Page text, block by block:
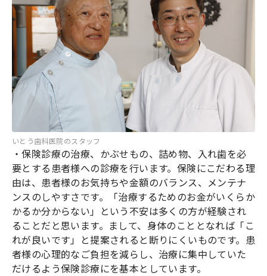
いとう歯科医院のスタッフ
・保険診療の治療、かぶせもの、詰め物、入れ歯を必
要とする患者様への診療を行います。保険にこだわる理
由は、患者様のお気持ちや金額のバランス、メンテナ
ンスのしやすさです。「治療するためのお金がいくらか
かるか分からない」という不安は多くの方が経験され
ることだと思います。まして、身体のこととなれば「こ
れが良いです」と提案されると断りにくいものです。患
者様の心理的なご負担を減らし、治療に集中していた
だけるよう保険診療にを基本としています。